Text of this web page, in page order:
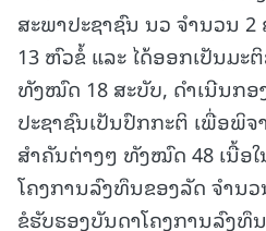
ສະພາປະຊາຊົນ ນວ ຈຳນວນ
13 ຫົວຂໍ້ ແລະ ໄດ້ອອກເປັນມະ
ທັງໝົດ 18 ສະບັບ, ດໍາເນີນກອ
ປະຊາຊົນເປັນປົກກະຕິ ເພື່ອພິຈ
ສໍາຄັນຕ່າງໆ ທັງໝົດ 48 ເນື້ອ
ໂຄງການລົງທຶນຂອງລັດ ຈຳນ
ຂໍຮັບຮອງບັນດາໂຄງການລົງ